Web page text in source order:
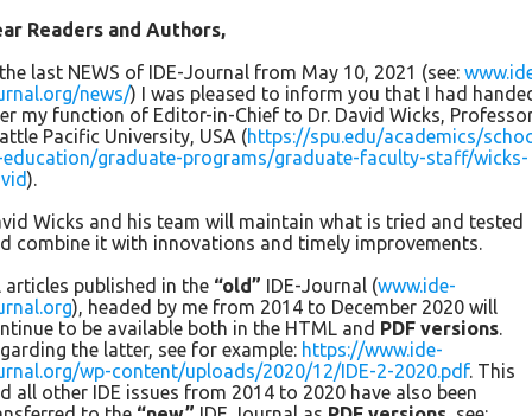
giving a faculty an exit slip or short survey. As important as
the actual information collected is how it collected and
followed-up on. Implemented with skill and savviness a
formative assessment cycle can enhance trust in a leader, a
key factor in school climate and culture. And, of course, it is a
powerfully effective tool in unveiling and resolving problems
Principals and other leaders need to craft formative
assessment strategies that serve both groups and
individuals. While school climate is typically thought of as
single judgment, it is actually a pattern based on the input
and opinions of individuals. As Cohen and colleagues stated,
“…school climate is more than individual experience: It is a
group phenomenon that is larger than any one person’s
Readers and Authors,
last NEWS of IDE-Journal from May 10, 2021 (see:
news/) I was pleased to inform you that I had
my function of Editor-in-Chief to Dr. David Wicks,
Pacific University, USA (https://spu.edu/academics/
graduate-programs/graduate-faculty-staff/wicks-
).
Wicks and his team will maintain what is tried and tested
combine it with innovations and timely improvements.
articles published in the “old” IDE-Journal (www.ide-
), headed by me from 2014 to December 2020 will
to be available both in the HTML and PDF versions.
the latter, see for example: https://www.ide-
wp-content/uploads/2020/12/IDE-2-2020.pdf. This
all other IDE issues from 2014 to 2020 have also been